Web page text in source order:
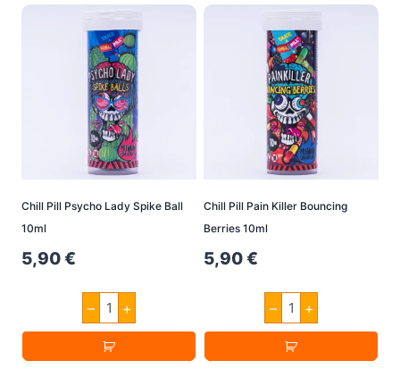
Chill Pill Psycho Lady Spike Ball
10ml
5,90€
–
Chill
Pill
Psycho
Lady
Spike
+
Chill Pill Pain Killer Bouncing
Berries 10ml
5,90€
–
Chill
Pill
Pain
Killer
Bouncing
+